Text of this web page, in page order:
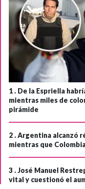
1 . De la Espriella
mientras miles de
pirámide
2 .Argentina alcanzó
mientras que
3 .José Manuel
vital y cuestionó el